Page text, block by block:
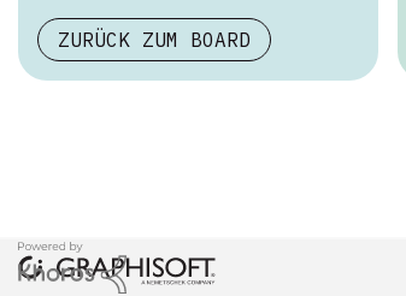
ZURÜCK ZUM BOARD